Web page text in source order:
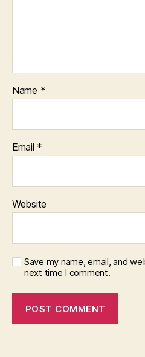
Name *
Email *
Website
Save my name, email, and
next time I comment.